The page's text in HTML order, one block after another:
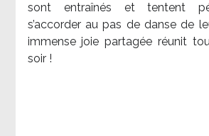
sont entraînés et tentent
s’accorder au pas de danse de
immense joie partagée réunit
soir !